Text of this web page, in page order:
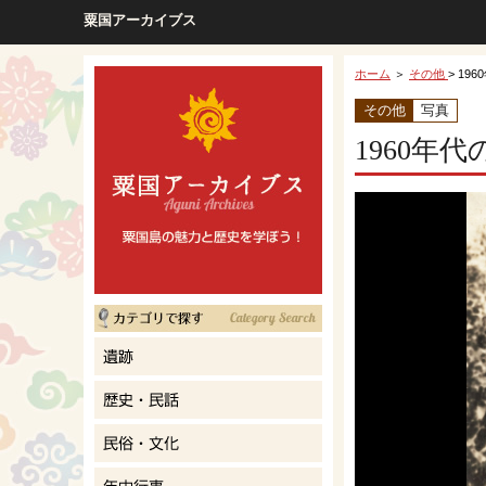
粟国アーカイブス
ホーム ＞ その他 >
その他 写真
1960年代